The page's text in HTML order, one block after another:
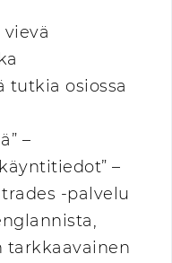
tutkia osiossa
–
–
-palvelu
tarkkaavainen